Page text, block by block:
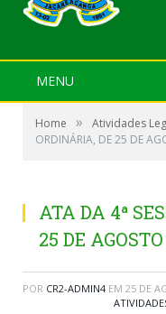
MENU
Home » Atividades
ORDINÁRIA, DE 25 DE
ATA DA 4ª
25 DE
POR CR2-ADMIN4 EM 25 DE